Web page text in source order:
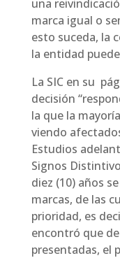
una
marca igual o
esto suceda, la
la entidad
La SIC en su
decisión
la que la
viendo
Estudios
Signos
diez (10) años
marcas, de las
prioridad, es
encontró que
presentadas, el